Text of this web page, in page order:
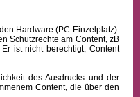
Hardware (PC-Einzelplatz).
Schutzrechte am Content, zB
ist nicht berechtigt, Content
des Ausdrucks und der
Content, die über den